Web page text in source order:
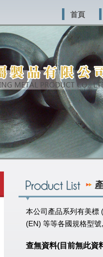
首頁
本公司產品系列有美標
(EN) 等等各國規格型
查無資料(目前無此資